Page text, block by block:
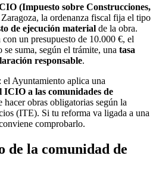
(Impuesto sobre Construcciones,
la ordenanza fiscal fija el tipo
de ejecución material de la obra.
un presupuesto de 10.000 €, el
suma, según el trámite, una tasa
responsable.
Ayuntamiento aplica una
a las comunidades de
hacer obras obligatorias según la
(ITE). Si tu reforma va ligada a una
comprobarlo.
de la comunidad de